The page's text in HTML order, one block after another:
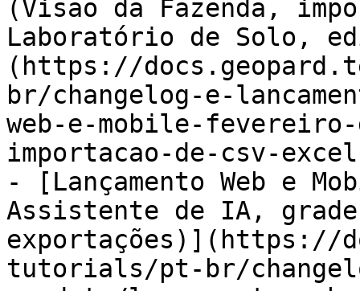
(Visão da Fazenda,
Laboratório de Solo,
(https://
br/changelog-e-
web-e-mobile-
importacao-de-csv-
- [Lançamento Web e
Assistente de IA,
exportações)](https://
tutorials/pt-br/